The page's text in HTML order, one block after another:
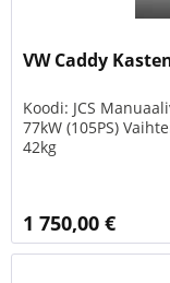
VW Caddy
Koodi: JCS
77kW (105PS)
42kg
1 750,00 €